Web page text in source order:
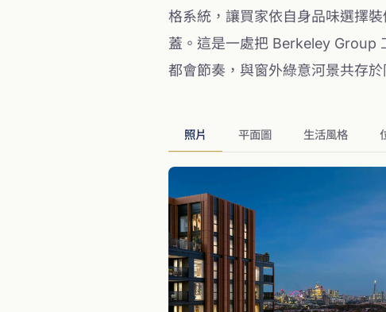
格系統，讓買家依自身品味選擇
蓋。這是一處把 Berkeley Group
都會節奏，與窗外綠意河景共存於
照片 平面圖 生活風格